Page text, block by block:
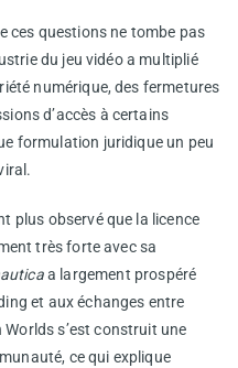
ces questions ne tombe pas
du jeu vidéo a multiplié
numérique, des fermetures
d’accès à certains
formulation juridique un peu
plus observé que la licence
très forte avec sa
a largement prospéré
et aux échanges entre
s’est construit une
ce qui explique